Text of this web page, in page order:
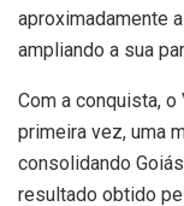
aproximadamente
ampliando a sua
Com a conquista,
primeira vez, uma
consolidando
resultado obtido